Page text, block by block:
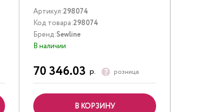
Артикул:298074
Код товара:298074
Бренд:Sewline
В наличии
70 346.03 р. розница
В КОРЗИНУ